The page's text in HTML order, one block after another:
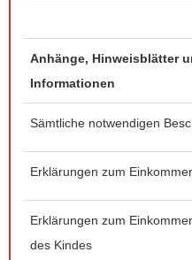
Anhänge, Hinweisblätter
Informationen
Sämtliche notwendigen
Erklärungen zum
Erklärungen zum
des Kindes